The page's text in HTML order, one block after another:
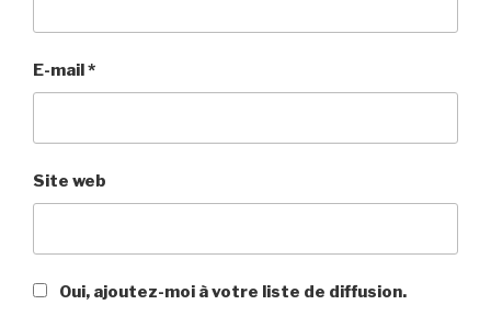
E-mail*
Site web
Oui, ajoutez-moi à votre liste de diffusion.